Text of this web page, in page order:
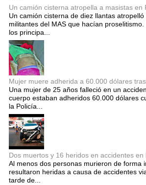
Un camión cisterna atropella a masistas en
Un camión cisterna de diez llantas
militantes del MAS que hacían
los principa...
Mujer muere adherida a 60.000 dólares
Una mujer de 25 años falleció en un
cuerpo estaban adheridos 60.000 dólares
la Policía...
Dos muertos y 16 heridos en accidentes en
Al menos dos personas murieron de forma
resultaron heridas a causa de accidentes
tarde de...